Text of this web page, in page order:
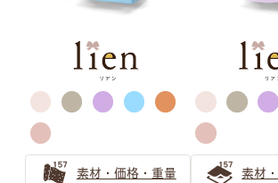
萬勇鞄ランドセ
カラー選びガイ
ランドセルのカラーを選ぶの
お子さまにとって個性を育む大切
素材・価格・重量 素材